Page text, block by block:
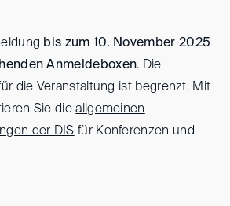
bis zum 10. November 2025
Anmeldeboxen. Die
die Veranstaltung ist begrenzt. Mit
Sie dieallgemeinen
der DIS für Konferenzen und